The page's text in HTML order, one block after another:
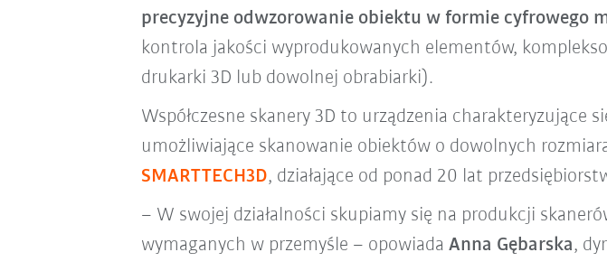
precyzyjne odwzorowanie obiektu w formie cyfrowego
kontrola jakości wyprodukowanych elementów,
drukarki 3D lub dowolnej obrabiarki).
Współczesne skanery 3D to urządzenia charakteryzujące
umożliwiające skanowanie obiektów o dowolnych
SMARTTECH3D, działające od ponad 20 lat
– W swojej działalności skupiamy się na produkcji
wymaganych w przemyśle – opowiada Anna Gębarska,